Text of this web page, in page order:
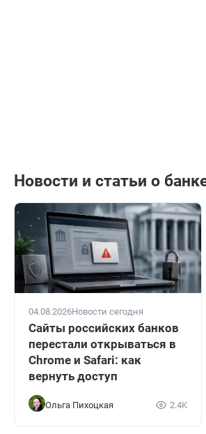
Новости и статьи о
04.08.2026Новости сегодня
Сайты российских банков
перестали открываться в
Chrome и Safari: как
вернуть доступ
Ольга Пихоцкая 2.4K